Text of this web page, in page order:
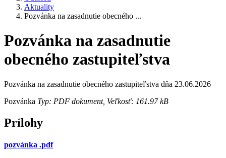
Aktuality
Pozvánka na zasadnutie obecného ...
Pozvánka na zasadnutie
obecného zastupiteľstva
Pozvánka na zasadnutie obecného zastupiteľstva dňa 23.06.2026
Pozvánka Typ: PDF dokument, Veľkosť: 161.97 kB
Prílohy
pozvánka .pdf